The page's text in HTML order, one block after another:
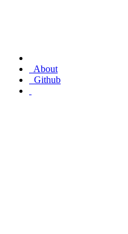
About
Github